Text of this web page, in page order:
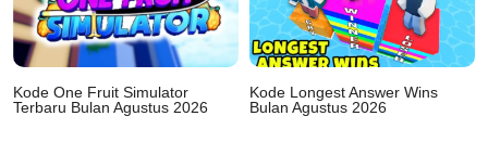
Kode One Fruit Simulator
Terbaru Bulan Agustus 2026
Kode Longest Answer Wins
Bulan Agustus 2026